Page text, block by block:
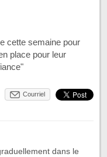
cette semaine pour
place pour leur
Courriel
dans le